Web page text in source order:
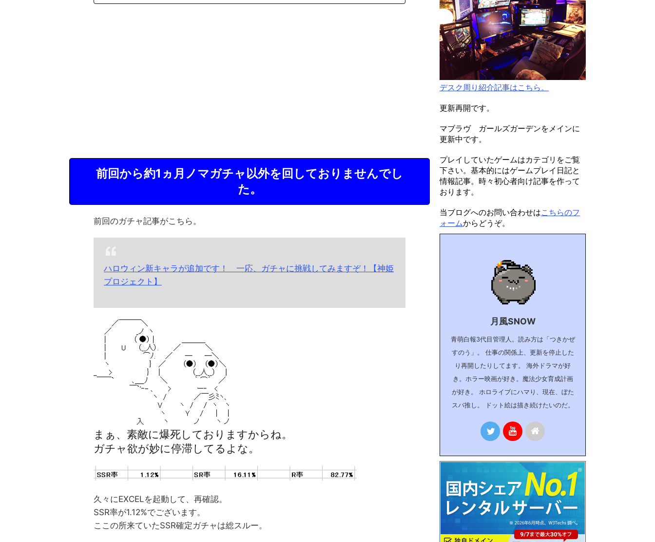
前回から約1ヵ月ノマガチャ以外を回しておりませんでし
た。
前回のガチャ記事がこちら。
ハロウィン新キャラが追加です！ 一応、ガチャに挑戦してみますぞ！【神姫
プロジェクト】
まぁ、素敵に爆死しておりますからね。
ガチャ欲が妙に停滞してるよな。
久々にEXCELを起動して、再確認。
SSR率が1.12%でございます。
ここの所来ていたSSR確定ガチャは総スルー。
デスク周り紹介記事はこちら。
更新再開です。
マブラヴ ガールズガーデンをメインに
更新中です。
プレイしていたゲームはカテゴリをご覧
下さい。基本的にはゲームプレイ日記と
情報記事。時々初心者向け記事を作って
おります。
当ブログへのお問い合わせはこちらのフ
ォームからどうぞ。
月風SNOW
青萌白報3代目管理人。読み方は「つきかぜ
すのう」。 仕事の関係上、更新を停止した
り再開したりしてます。 海外ドラマが好
き。ホラー映画が好き。魔法少女育成計画
が好き。 ホロライブにハマり、現在、ぼた
スバ推し。 ドット絵は描き続けたいのだ。